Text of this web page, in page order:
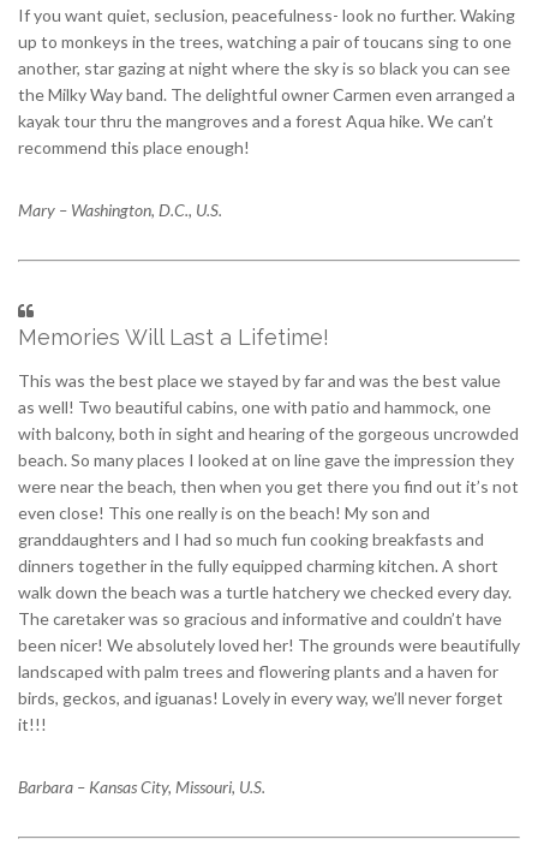
If you want quiet, seclusion, peacefulness- look no further. Waking
up to monkeys in the trees, watching a pair of toucans sing to one
another, star gazing at night where the sky is so black you can see
the Milky Way band. The delightful owner Carmen even arranged a
kayak tour thru the mangroves and a forest Aqua hike. We can’t
recommend this place enough!
Mary – Washington, D.C., U.S.
Memories Will Last a Lifetime!
This was the best place we stayed by far and was the best value
as well! Two beautiful cabins, one with patio and hammock, one
with balcony, both in sight and hearing of the gorgeous uncrowded
beach. So many places I looked at on line gave the impression they
were near the beach, then when you get there you find out it’s not
even close! This one really is on the beach! My son and
granddaughters and I had so much fun cooking breakfasts and
dinners together in the fully equipped charming kitchen. A short
walk down the beach was a turtle hatchery we checked every day.
The caretaker was so gracious and informative and couldn’t have
been nicer! We absolutely loved her! The grounds were beautifully
landscaped with palm trees and flowering plants and a haven for
birds, geckos, and iguanas! Lovely in every way, we’ll never forget
it!!!
Barbara – Kansas City, Missouri, U.S.